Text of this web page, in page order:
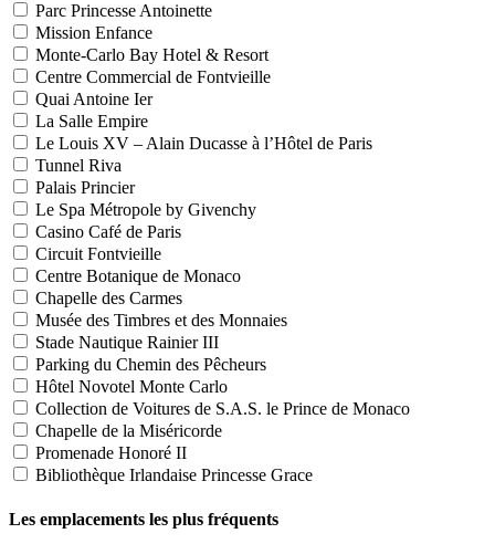
Parc Princesse Antoinette
Mission Enfance
Monte-Carlo Bay Hotel & Resort
Centre Commercial de Fontvieille
Quai Antoine Ier
La Salle Empire
Le Louis XV – Alain Ducasse à l’Hôtel de Paris
Tunnel Riva
Palais Princier
Le Spa Métropole by Givenchy
Casino Café de Paris
Circuit Fontvieille
Centre Botanique de Monaco
Chapelle des Carmes
Musée des Timbres et des Monnaies
Stade Nautique Rainier III
Parking du Chemin des Pêcheurs
Hôtel Novotel Monte Carlo
Collection de Voitures de S.A.S. le Prince de Monaco
Chapelle de la Miséricorde
Promenade Honoré II
Bibliothèque Irlandaise Princesse Grace
Les emplacements les plus fréquents